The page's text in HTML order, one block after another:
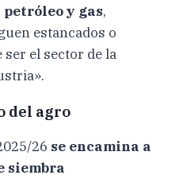
y gas,
estancados o
el sector de la
del agro
26 se encamina a
siembra